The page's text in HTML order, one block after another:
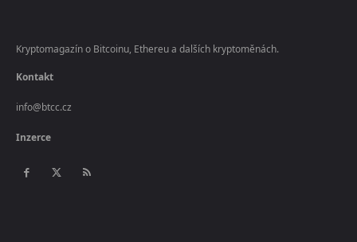
Kryptomagazín o Bitcoinu, Ethereu a dalších kryptoměnách.
Kontakt
info@btcc.cz
Inzerce